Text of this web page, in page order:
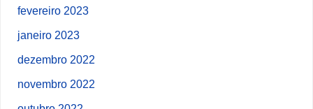
fevereiro 2023
janeiro 2023
dezembro 2022
novembro 2022